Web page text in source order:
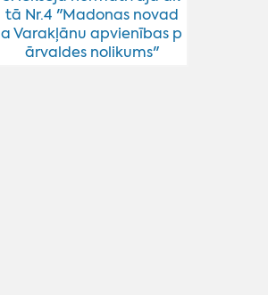
tā Nr.4 "Madonas novad
a Varakļānu apvienības p
ārvaldes nolikums"